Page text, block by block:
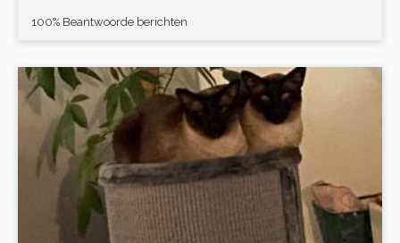
100% Beantwoorde berichten